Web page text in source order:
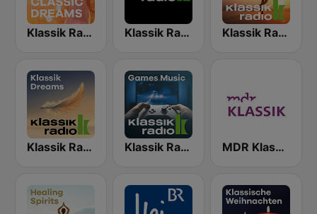
Klassik Radio Classic Dreams Klassik Radio Klassik Radio Feel Good Klassik
Klassik Radio Klassik Dreams Klassik Radio Games Music MDR Klassik